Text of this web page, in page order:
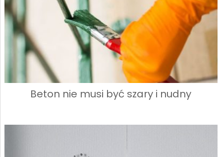
Beton nie musi być szary i nudny